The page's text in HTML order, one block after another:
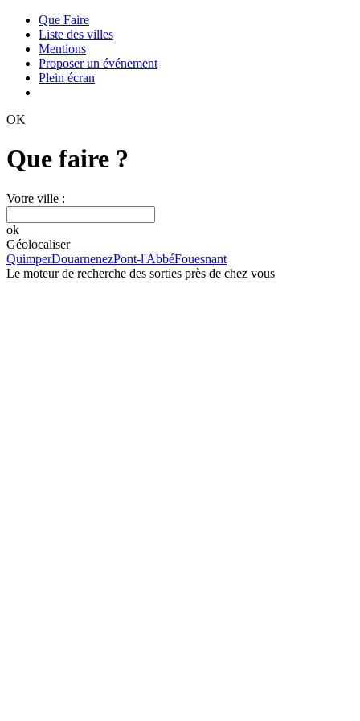
Que Faire
Liste des villes
Mentions
Proposer un événement
Plein écran
OK
Que faire ?
Votre ville :
ok
Géolocaliser
QuimperDouarnenezPont-l'AbbéFouesnant
Le moteur de recherche des sorties près de chez vous